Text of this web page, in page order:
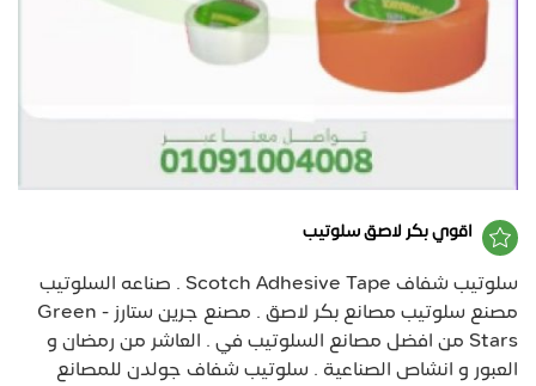
اقوي بكر لاصق سلوتيب
سلوتيب شفاف Scotch Adhesive Tape . صناعه السلوتيب
مصنع سلوتيب مصانع بكر لاصق . مصنع جرين ستارز - Green
Stars من افضل مصانع السلوتيب في . العاشر من رمضان و
العبور و انشاص الصناعية . سلوتيب شفاف جولدن للمصانع